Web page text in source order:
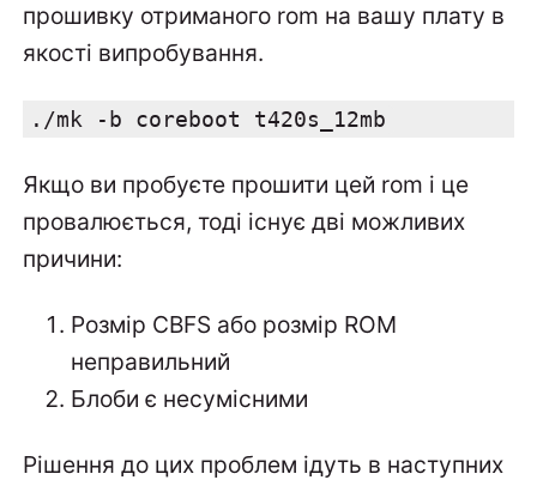
прошивку отриманого rom на вашу плату в
якості випробування.
./mk -b coreboot t420s_12mb
Якщо ви пробуєте прошити цей rom і це
провалюється, тоді існує дві можливих
причини:
Розмір CBFS або розмір ROM
неправильний
Блоби є несумісними
Рішення до цих проблем ідуть в наступних